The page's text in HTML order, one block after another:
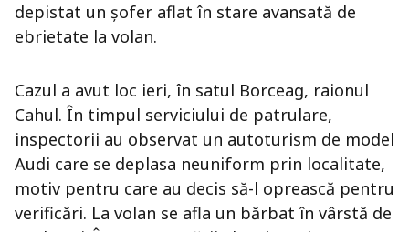
depistat un șofer aflat în stare avansată de
ebrietate la volan.
Cazul a avut loc ieri, în satul Borceag, raionul
Cahul. În timpul serviciului de patrulare,
inspectorii au observat un autoturism de model
Audi care se deplasa neuniform prin localitate,
motiv pentru care au decis să-l oprească pentru
verificări. La volan se afla un bărbat în vârstă de